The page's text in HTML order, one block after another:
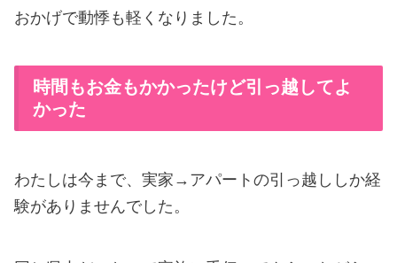
おかげで動悸も軽くなりました。
時間もお金もかかったけど引っ越してよ
かった
わたしは今まで、実家→アパートの引っ越ししか経
験がありませんでした。